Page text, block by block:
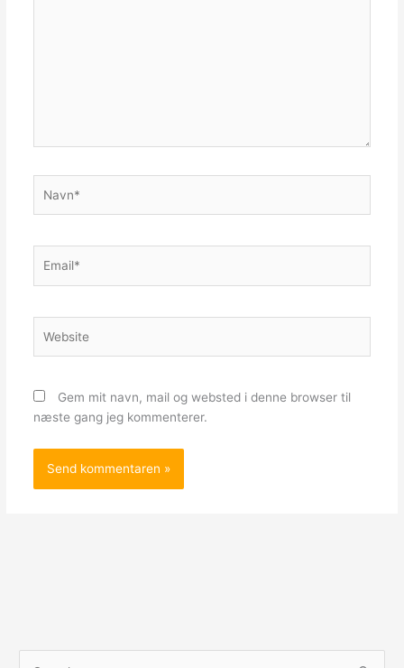
Gem mit navn, mail og websted i denne browser til
næste gang jeg kommenterer.